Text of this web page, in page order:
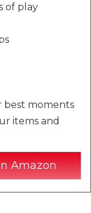
of play
best moments
items and
Amazon